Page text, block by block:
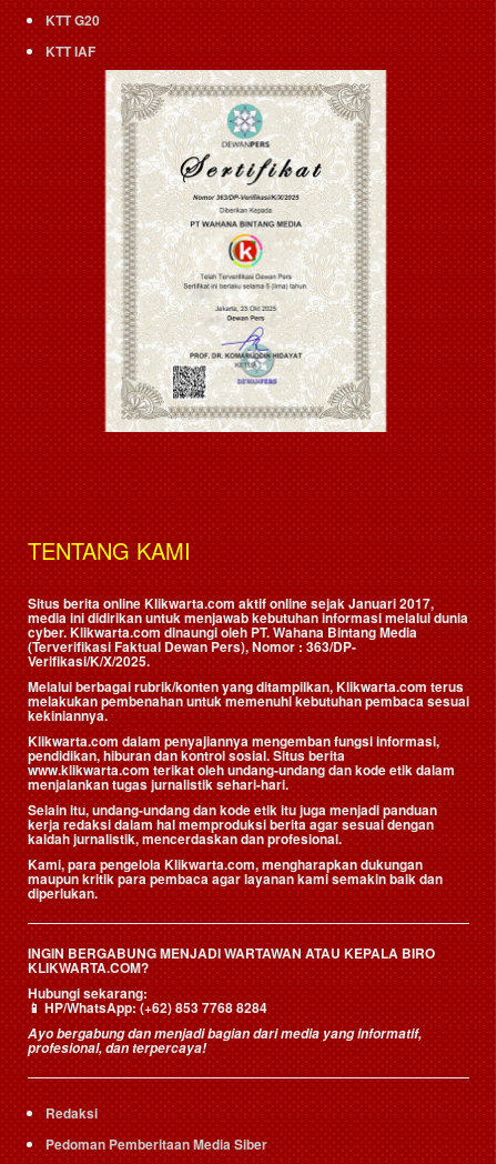
KTT G20
KTT IAF
TENTANG KAMI
Situs berita online Klikwarta.com aktif online sejak Januari 2017,
media ini didirikan untuk menjawab kebutuhan informasi melalui dunia
cyber. Klikwarta.com dinaungi oleh PT. Wahana Bintang Media
(Terverifikasi Faktual Dewan Pers), Nomor : 363/DP-
Verifikasi/K/X/2025.
Melalui berbagai rubrik/konten yang ditampilkan, Klikwarta.com terus
melakukan pembenahan untuk memenuhi kebutuhan pembaca sesuai
kekiniannya.
Klikwarta.com dalam penyajiannya mengemban fungsi informasi,
pendidikan, hiburan dan kontrol sosial. Situs berita
www.klikwarta.com terikat oleh undang-undang dan kode etik dalam
menjalankan tugas jurnalistik sehari-hari.
Selain itu, undang-undang dan kode etik itu juga menjadi panduan
kerja redaksi dalam hal memproduksi berita agar sesuai dengan
kaidah jurnalistik, mencerdaskan dan profesional.
Kami, para pengelola Klikwarta.com, mengharapkan dukungan
maupun kritik para pembaca agar layanan kami semakin baik dan
diperlukan.
INGIN BERGABUNG MENJADI WARTAWAN ATAU KEPALA BIRO
KLIKWARTA.COM?
Hubungi sekarang:
📱HP/WhatsApp:(+62) 853 7768 8284
Ayo bergabung dan menjadi bagian dari media yang informatif,
profesional, dan terpercaya!
Redaksi
Pedoman Pemberitaan Media Siber